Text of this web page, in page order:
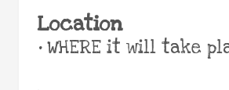
Location
•WHERE it will take